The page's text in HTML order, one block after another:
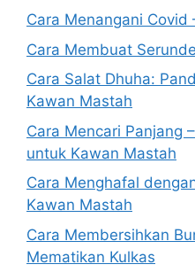
Cara Menangani Covid
Cara Membuat
Cara Salat Dhuha:
Kawan Mastah
Cara Mencari Panjang
untuk Kawan Mastah
Cara Menghafal
Kawan Mastah
Cara Membersihkan
Mematikan Kulkas